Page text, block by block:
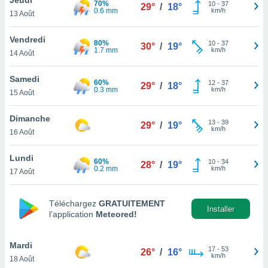
et
»,
au
vous
qu'ils
ou
le
ainsi
un
la
du
13 Août
70%
0.6 mm
29° / 18° 10- 37
km/h
Vendredi
14 Août
80%
1.7 mm
30° / 19° 10- 37
km/h
Samedi
15 Août
60%
0.3 mm
29° / 18° 12- 37
km/h
Dimanche
16 Août
29° / 19° 13- 39
km/h
Lundi
17 Août
60%
0.2 mm
28° / 19° 10- 34
km/h
Téléchargez GRATUITEMENT
l’application Meteored!
Installer
Mardi
18 Août
26° / 16° 17- 53
km/h